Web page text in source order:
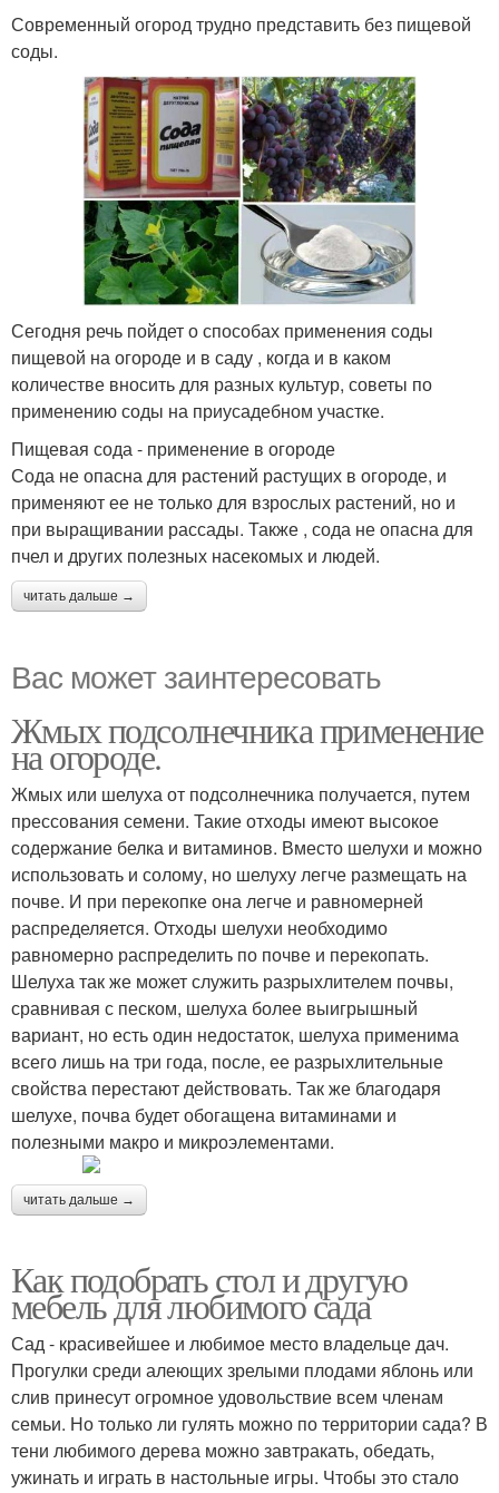
Современный огород трудно представить без пищевой
соды.
Сегодня речь пойдет о способах применения соды
пищевой на огороде и в саду , когда и в каком
количестве вносить для разных культур, советы по
применению соды на приусадебном участке.
Пищевая сода - применение в огороде
Сода не опасна для растений растущих в огороде, и
применяют ее не только для взрослых растений, но и
при выращивании рассады. Также , сода не опасна для
пчел и других полезных насекомых и людей.
читать дальше →
Вас может заинтересовать
Жмых подсолнечника применение
на огороде.
Жмых или шелуха от подсолнечника получается, путем
прессования семени. Такие отходы имеют высокое
содержание белка и витаминов. Вместо шелухи и можно
использовать и солому, но шелуху легче размещать на
почве. И при перекопке она легче и равномерней
распределяется. Отходы шелухи необходимо
равномерно распределить по почве и перекопать.
Шелуха так же может служить разрыхлителем почвы,
сравнивая с песком, шелуха более выигрышный
вариант, но есть один недостаток, шелуха применима
всего лишь на три года, после, ее разрыхлительные
свойства перестают действовать. Так же благодаря
шелухе, почва будет обогащена витаминами и
полезными макро и микроэлементами.
читать дальше →
Как подобрать стол и другую
мебель для любимого сада
Сад - красивейшее и любимое место владельце дач.
Прогулки среди алеющих зрелыми плодами яблонь или
слив принесут огромное удовольствие всем членам
семьи. Но только ли гулять можно по территории сада? В
тени любимого дерева можно завтракать, обедать,
ужинать и играть в настольные игры. Чтобы это стало